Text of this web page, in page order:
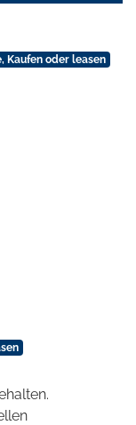
Kaufen oder leasen